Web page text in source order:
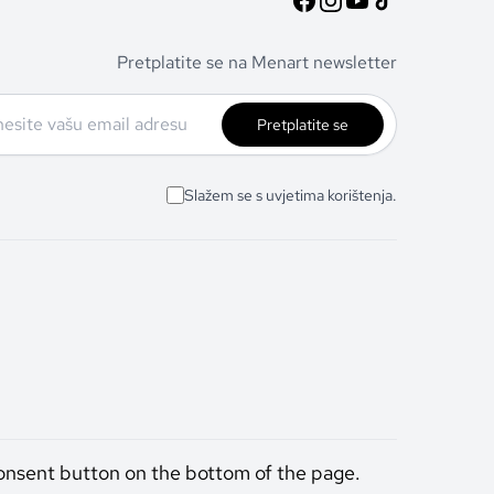
Pretplatite se na Menart newsletter
Pretplatite se
Slažem se s uvjetima korištenja.
button on the bottom of the page.